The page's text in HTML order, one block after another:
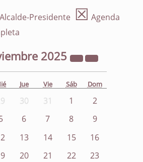
Alcalde-Presidente ☒ Agenda
2025
Jue Vie Sáb Dom
30 31 1
2
6 7 8
9
13 14 15
16
20 21 22
23